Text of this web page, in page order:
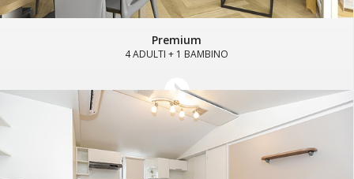
Premium
4 ADULTI + 1 BAMBINO